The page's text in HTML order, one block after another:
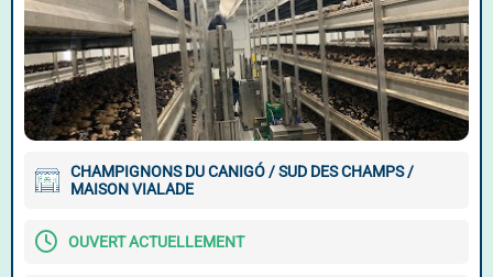
CHAMPIGNONS DU CANIGÓ / SUD DES CHAMPS /
MAISON VIALADE
OUVERT ACTUELLEMENT